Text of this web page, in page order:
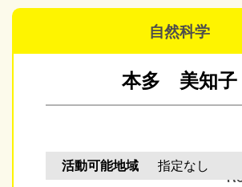
自然科学
本多 美知子
活動可能地域 指定なし